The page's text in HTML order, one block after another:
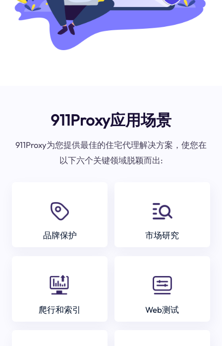
911Proxy应用场景
911Proxy为您提供最佳的住宅代理解决方案，使您在
以下六个关键领域脱颖而出:
品牌保护 市场研究
爬行和索引 Web测试